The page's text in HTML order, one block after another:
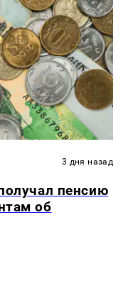
3 дня назад
пенсию
об